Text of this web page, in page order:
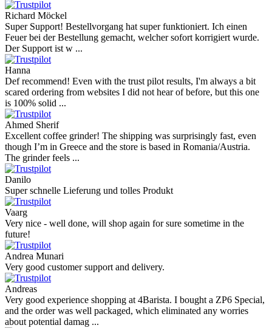
Richard Möckel
Super Support! Bestellvorgang hat super funktioniert. Ich einen
Feuer bei der Bestellung gemacht, welcher sofort korrigiert wurde.
Der Support ist w ...
Hanna
Def recommend! Even with the trust pilot results, I'm always a bit
scared ordering from websites I did not hear of before, but this one
is 100% solid ...
Ahmed Sherif
Excellent coffee grinder! The shipping was surprisingly fast, even
though I’m in Greece and the store is based in Romania/Austria.
The grinder feels ...
Danilo
Super schnelle Lieferung und tolles Produkt
Vaarg
Very nice - well done, will shop again for sure sometime in the
future!
Andrea Munari
Very good customer support and delivery.
Andreas
Very good experience shopping at 4Barista. I bought a ZP6 Special,
and the order was well packaged, which eliminated any worries
about potential damag ...